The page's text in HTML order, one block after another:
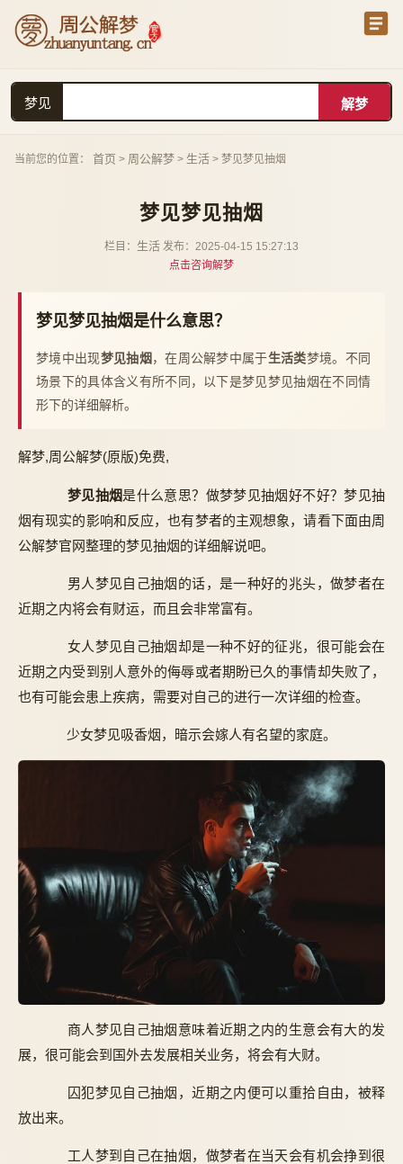
梦见
当前您的位置： 首页 > 周公解梦 > 生活 > 梦见梦见抽烟
梦见梦见抽烟
栏目： 生活 发布：2025-04-15 15:27:13
点击咨询解梦
梦见梦见抽烟是什么意思？
梦境中出现梦见抽烟 ，在周公解梦中属于生活类梦境。不同
场景下的具体含义有所不同，以下是梦见梦见抽烟在不同情
形下的详细解析。
解梦,周公解梦(原版)免费,
梦见抽烟是什么意思？做梦梦见抽烟好不好？梦见抽
烟有现实的影响和反应，也有梦者的主观想象，请看下面由周
公解梦官网整理的梦见抽烟的详细解说吧。
男人梦见自己抽烟的话，是一种好的兆头，做梦者在
近期之内将会有财运，而且会非常富有。
女人梦见自己抽烟却是一种不好的征兆，很可能会在
近期之内受到别人意外的侮辱或者期盼已久的事情却失败了，
也有可能会患上疾病，需要对自己的进行一次详细的检查。
少女梦见吸香烟，暗示会嫁人有名望的家庭。
商人梦见自己抽烟意味着近期之内的生意会有大的发
展，很可能会到国外去发展相关业务，将会有大财。
囚犯梦见自己抽烟，近期之内便可以重拾自由，被释
放出来。
工人梦到自己在抽烟，做梦者在当天会有机会挣到很